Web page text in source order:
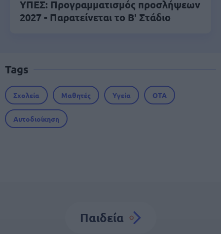
ΥΠΕΣ: Προγραμματισμός προσλήψεων
2027 - Παρατείνεται το Β' Στάδιο
Tags
Σχολεία Μαθητές Υγεία ΟΤΑ
Αυτοδιοίκηση
Παιδεία